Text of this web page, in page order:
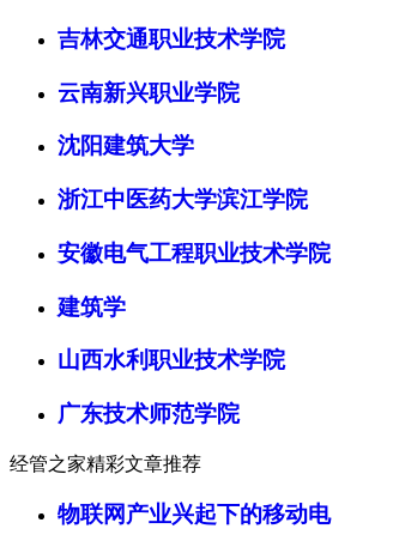
吉林交通职业技术学院
云南新兴职业学院
沈阳建筑大学
浙江中医药大学滨江学院
安徽电气工程职业技术学院
建筑学
山西水利职业技术学院
广东技术师范学院
经管之家精彩文章推荐
物联网产业兴起下的移动电